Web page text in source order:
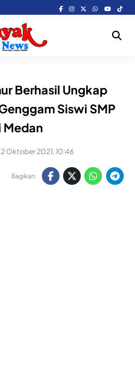
Berhasil Ungkap
Siswi SMP
Medan
2 Oktober 2021, 10:46
Bagikan: